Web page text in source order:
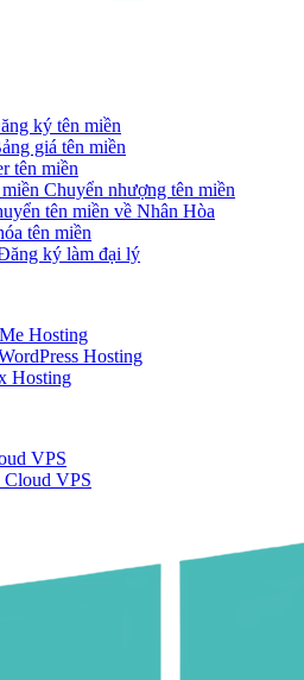
ký tên miền
giá tên miền
tên miền
Chuyển nhượng tên miền
tên miền về Nhân Hòa
tên miền
ký làm đại lý
Hosting
Hosting
Hosting
VPS
VPS